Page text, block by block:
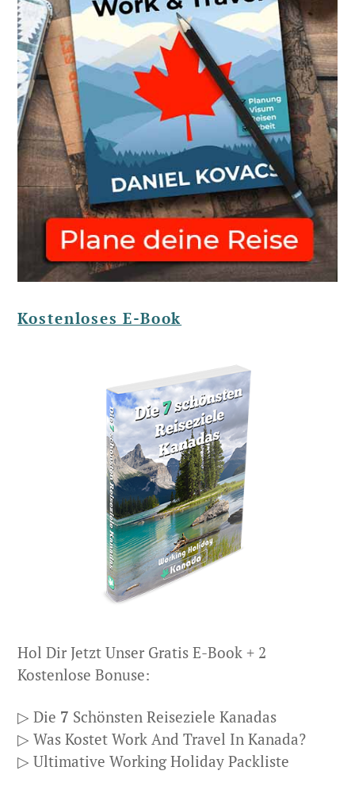
Kostenloses E-Book
Hol Dir Jetzt Unser Gratis E-Book + 2
Kostenlose Bonuse:
▷ Die 7 Schönsten Reiseziele Kanadas
▷ Was Kostet Work And Travel In Kanada?
▷ Ultimative Working Holiday Packliste